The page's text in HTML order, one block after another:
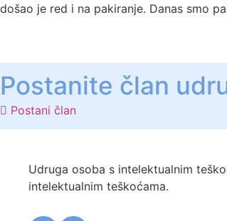
došao je red i na pakiranje. Danas smo
Postanite član
Postani član
Udruga osoba s intelektualnim
intelektualnim teškoćama.